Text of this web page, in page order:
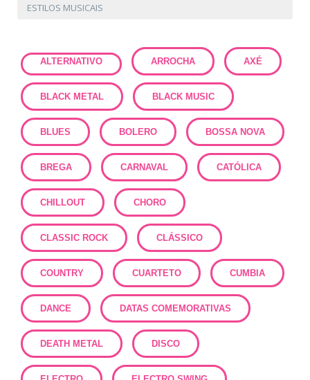
ESTILOS MUSICAIS
ALTERNATIVO ARROCHA AXÉ
BLACK METAL BLACK MUSIC
BLUES BOLERO BOSSA NOVA
BREGA CARNAVAL CATÓLICA
CHILLOUT CHORO
CLASSIC ROCK CLÁSSICO
COUNTRY CUARTETO CUMBIA
DANCE DATAS COMEMORATIVAS
DEATH METAL DISCO